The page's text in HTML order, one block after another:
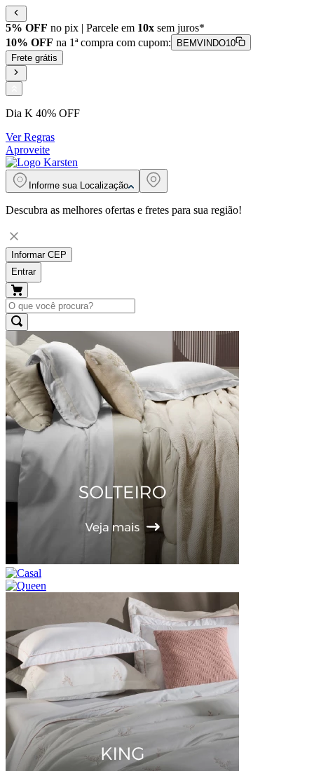
5% OFF no pix | Parcele em 10x sem juros*
10% OFF na 1ª compra com cupom:
BEMVINDO10
Frete grátis
Dia K 40% OFF
Ver Regras
Aproveite
Informe sua Localização
Descubra as melhores ofertas e fretes para sua região!
Informar CEP
Entrar